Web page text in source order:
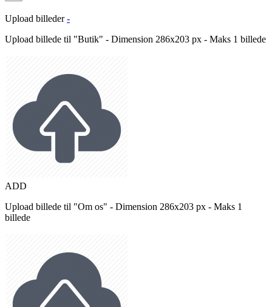
Upload billeder -
Upload billede til "Butik" - Dimension 286x203 px - Maks 1 billede
ADD
Upload billede til "Om os" - Dimension 286x203 px - Maks 1
billede